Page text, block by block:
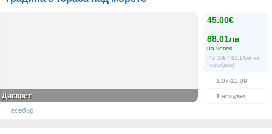
45.00€
88.01лв
на човек
(42.00€ / 82.14лв на
човек/ден)
1.07-12.09
1 нощувка
Дискрет
Несебър